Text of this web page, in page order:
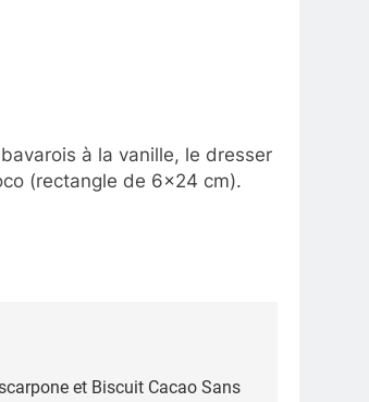
à la vanille, le dresser
(rectangle de 6×24 cm).
et Biscuit Cacao Sans